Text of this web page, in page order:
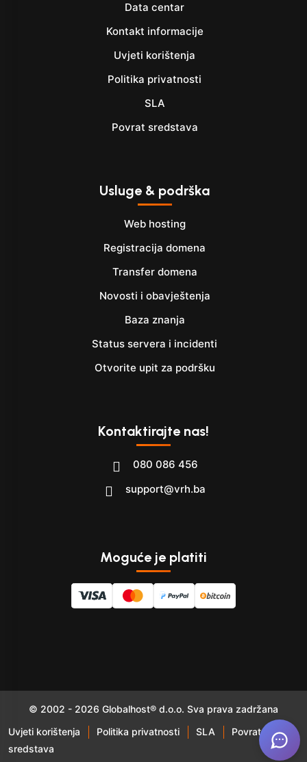
Data centar
Kontakt informacije
Uvjeti korištenja
Politika privatnosti
SLA
Povrat sredstava
Usluge & podrška
Web hosting
Registracija domena
Transfer domena
Novosti i obavještenja
Baza znanja
Status servera i incidenti
Otvorite upit za podršku
Kontaktirajte nas!
080 086 456
support@vrh.ba
Moguće je platiti
© 2002 - 2026 Globalhost® d.o.o. Sva prava zadržana
Uvjeti korištenja
Politika privatnosti SLA
Povrat
sredstava